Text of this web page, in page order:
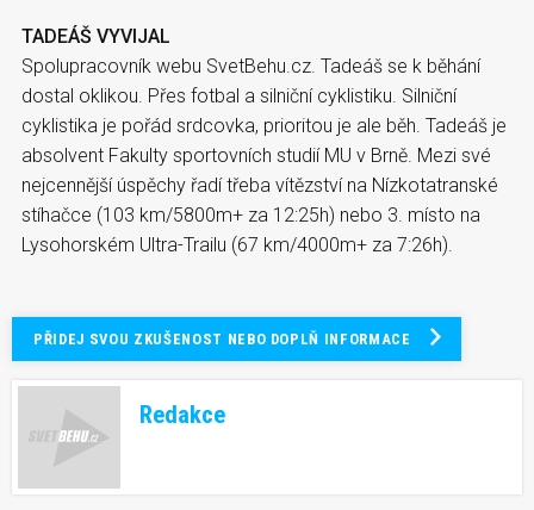
TADEÁŠ VYVIJAL
Spolupracovník webu SvetBehu.cz. Tadeáš se k běhání
dostal oklikou. Přes fotbal a silniční cyklistiku. Silniční
cyklistika je pořád srdcovka, prioritou je ale běh. Tadeáš je
absolvent Fakulty sportovních studií MU v Brně. Mezi své
nejcennější úspěchy řadí třeba vítězství na Nízkotatranské
stíhačce (103 km/5800m+ za 12:25h) nebo 3. místo na
Lysohorském Ultra-Trailu (67 km/4000m+ za 7:26h).
PŘIDEJ SVOU ZKUŠENOST NEBO DOPLŇ INFORMACE
Redakce